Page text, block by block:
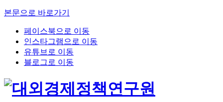
본문으로 바로가기
페이스북으로 이동
인스타그램으로 이동
유튜브로 이동
블로그로 이동